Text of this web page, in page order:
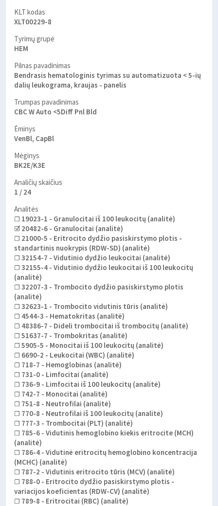
KLT kodas
XLT00229-8
Tyrimų grupė
HEM
Pilnas pavadinimas
Bendrasis hematologinis tyrimas su automatizuota < 5-ių
dalių leukograma, kraujas - panelis
Trumpas pavadinimas
CBC W Auto <5Diff Pnl Bld
Ėminys
VenBl, CapBl
Mėginys
BK2E/K3E
Analičių skaičius
1 / 24
Analitės
☐ 19023-1 - Granulocitai iš 100 leukocitų (analitė)
☑ 20482-6 - Granulocitai (analitė)
☐ 21000-5 - Eritrocito dydžio pasiskirstymo plotis -
standartinis nuokrypis (RDW-SD) (analitė)
☐ 32154-7 - Vidutinio dydžio leukocitai (analitė)
☐ 32155-4 - Vidutinio dydžio leukocitai iš 100 leukocitų
(analitė)
☐ 32207-3 - Trombocito dydžio pasiskirstymo plotis
(analitė)
☐ 32623-1 - Trombocito vidutinis tūris (analitė)
☐ 4544-3 - Hematokritas (analitė)
☐ 48386-7 - Dideli trombocitai iš trombocitų (analitė)
☐ 51637-7 - Trombokritas (analitė)
☐ 5905-5 - Monocitai iš 100 leukocitų (analitė)
☐ 6690-2 - Leukocitai (WBC) (analitė)
☐ 718-7 - Hemoglobinas (analitė)
☐ 731-0 - Limfocitai (analitė)
☐ 736-9 - Limfocitai iš 100 leukocitų (analitė)
☐ 742-7 - Monocitai (analitė)
☐ 751-8 - Neutrofilai (analitė)
☐ 770-8 - Neutrofilai iš 100 leukocitų (analitė)
☐ 777-3 - Trombocitai (PLT) (analitė)
☐ 785-6 - Vidutinis hemoglobino kiekis eritrocite (MCH)
(analitė)
☐ 786-4 - Vidutinė eritrocitų hemoglobino koncentracija
(MCHC) (analitė)
☐ 787-2 - Vidutinis eritrocito tūris (MCV) (analitė)
☐ 788-0 - Eritrocito dydžio pasiskirstymo plotis -
variacijos koeficientas (RDW-CV) (analitė)
☐ 789-8 - Eritrocitai (RBC) (analitė)